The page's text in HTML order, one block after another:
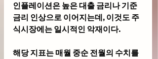
인플레이션은 높은 대출 금리나 기준
금리 인상으로 이어지는데, 이것도 주
식시장에는 일시적인 악재이다.
해당 지표는 매월 중순 전월의 수치를